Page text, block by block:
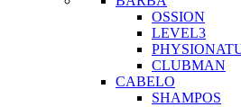
OSSION
LEVEL3
CLUBMAN
CABELO
SHAMPOS